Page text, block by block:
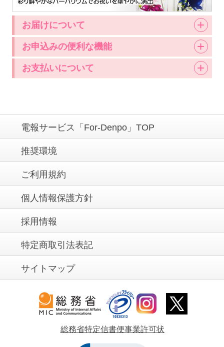
お届けについて
お申込みの便利な機能
お支払いについて
電報サービス「For-Denpo」TOP
推奨環境
ご利用規約
個人情報保護方針
採用情報
特定商取引法表記
サイトマップ
総務省特定信書便事業許可状